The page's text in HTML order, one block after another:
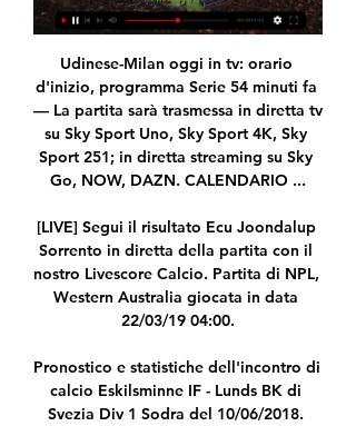
Udinese-Milan oggi in tv: orario
d'inizio, programma Serie 54 minuti fa
— La partita sarà trasmessa in diretta tv
su Sky Sport Uno, Sky Sport 4K, Sky
Sport 251; in diretta streaming su Sky
Go, NOW, DAZN. CALENDARIO ...
[LIVE] Segui il risultato Ecu Joondalup
Sorrento in diretta della partita con il
nostro Livescore Calcio. Partita di NPL,
Western Australia giocata in data
22/03/19 04:00.
Pronostico e statistiche dell'incontro di
calcio Eskilsminne IF - Lunds BK di
Svezia Div 1 Sodra del 10/06/2018.